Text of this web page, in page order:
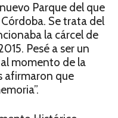
Parque del que
Se trata del
la cárcel de
Pesé a ser un
momento de la
afirmaron que